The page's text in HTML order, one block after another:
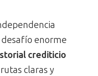
enorme
crediticio
claras y